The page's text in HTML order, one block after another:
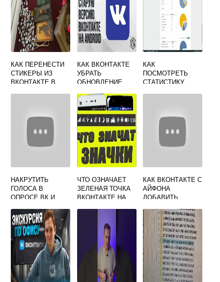
КАК ПЕРЕНЕСТИ
СТИКЕРЫ ИЗ
ВКОНТАКТЕ В
КАК ВКОНТАКТЕ
УБРАТЬ
ОБНОВЛЕНИЕ
КАК
ПОСМОТРЕТЬ
СТАТИСТИКУ
НАКРУТИТЬ
ГОЛОСА В
ОПРОСЕ ВК И
ЛУЧШИХ СИСТЕМ
ЧТО ОЗНАЧАЕТ
ЗЕЛЕНАЯ ТОЧКА
ВКОНТАКТЕ НА
КАК ВКОНТАКТЕ С
АЙФОНА
ДОБАВИТЬ